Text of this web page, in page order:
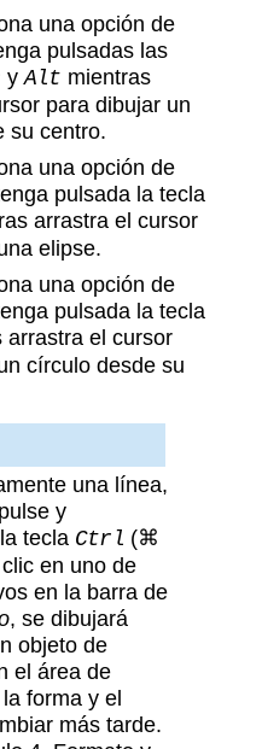
una opción de
pulsadas las
yAlt mientras
para dibujar un
su centro.
una opción de
pulsada la tecla
arrastra el cursor
elipse.
una opción de
pulsada la tecla
el cursor
círculo desde su
una línea,
y
tecla Ctrl (⌘
en uno de
en la barra de
, se dibujará
objeto de
el área de
forma y el
más tarde.